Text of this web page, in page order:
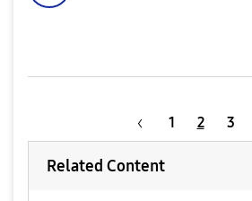
1 2 3
Related Content